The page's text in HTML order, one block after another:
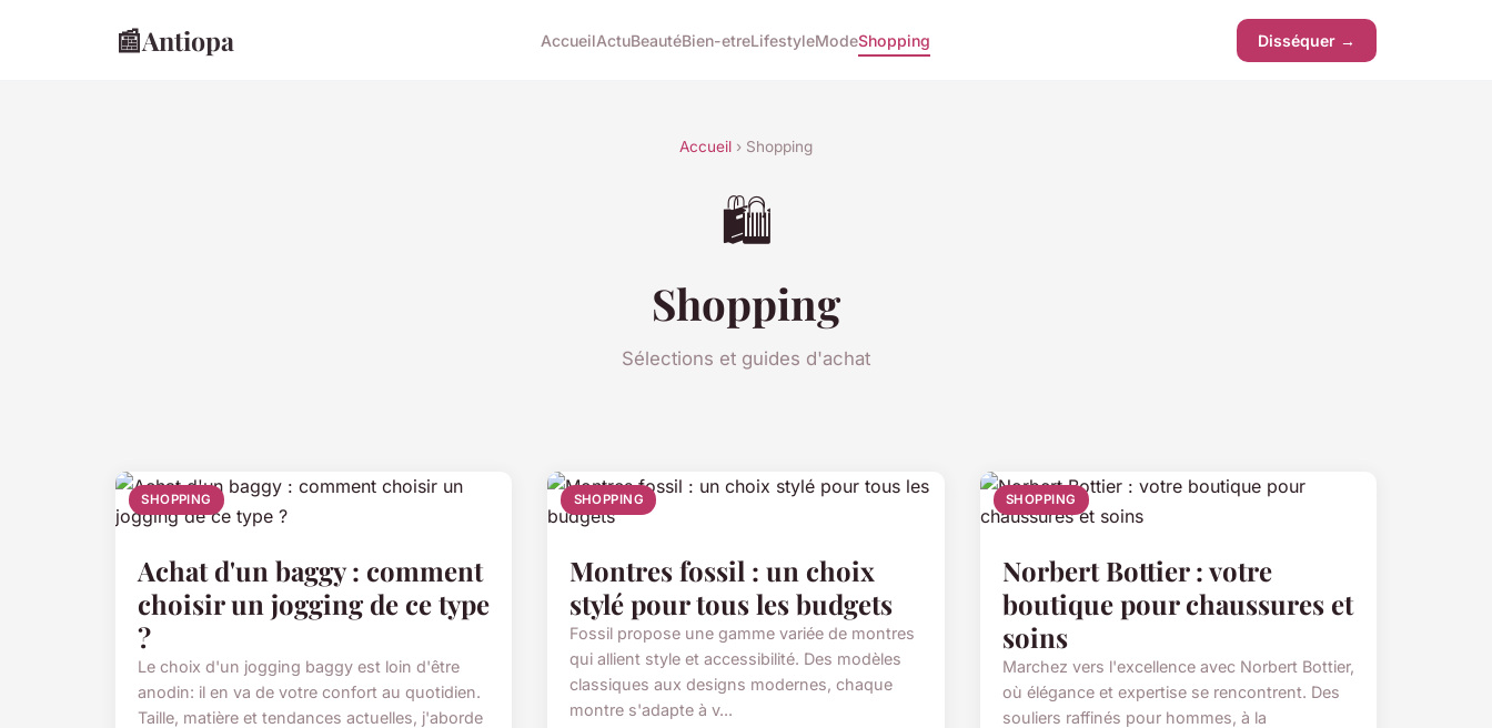
📰Antiopa AccueilActuBeautéBien-etreLifestyleModeShopping Disséquer →
Accueil › Shopping
🛍️
Shopping
Sélections et guides d'achat
SHOPPING
Achat d'un baggy : comment
choisir un jogging de ce type
?
Le choix d'un jogging baggy est loin d'être
anodin: il en va de votre confort au quotidien.
Taille, matière et tendances actuelles, j'aborde
SHOPPING
Montres fossil : un choix
stylé pour tous les budgets
Fossil propose une gamme variée de montres
qui allient style et accessibilité. Des modèles
classiques aux designs modernes, chaque
montre s'adapte à v...
SHOPPING
Norbert Bottier : votre
boutique pour chaussures et
soins
Marchez vers l'excellence avec Norbert Bottier,
où élégance et expertise se rencontrent. Des
souliers raffinés pour hommes, à la